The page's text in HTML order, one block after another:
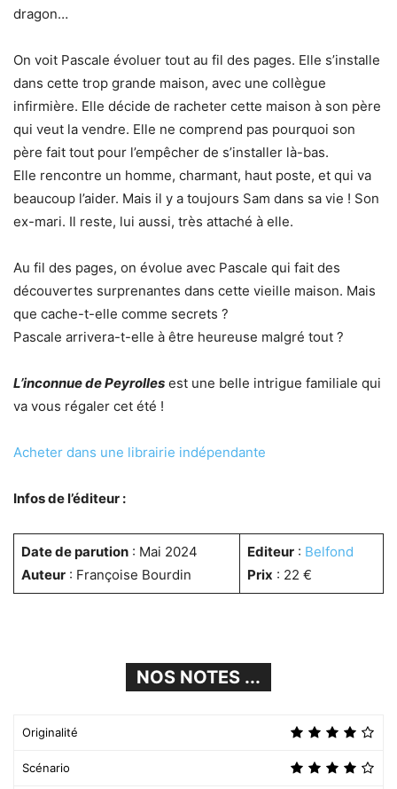
dragon…
On voit Pascale évoluer tout au fil des pages. Elle s’installe
dans cette trop grande maison, avec une collègue
infirmière. Elle décide de racheter cette maison à son père
qui veut la vendre. Elle ne comprend pas pourquoi son
père fait tout pour l’empêcher de s’installer là-bas.
Elle rencontre un homme, charmant, haut poste, et qui va
beaucoup l’aider. Mais il y a toujours Sam dans sa vie ! Son
ex-mari. Il reste, lui aussi, très attaché à elle.
Au fil des pages, on évolue avec Pascale qui fait des
découvertes surprenantes dans cette vieille maison. Mais
que cache-t-elle comme secrets ?
Pascale arrivera-t-elle à être heureuse malgré tout ?
L’inconnue de Peyrolles est une belle intrigue familiale qui
va vous régaler cet été !
Acheter dans une librairie indépendante
Infos de l’éditeur :
Date de parution: Mai 2024
Auteur: Françoise Bourdin
Editeur: Belfond
Prix : 22 €
NOS NOTES ...
Originalité
Scénario